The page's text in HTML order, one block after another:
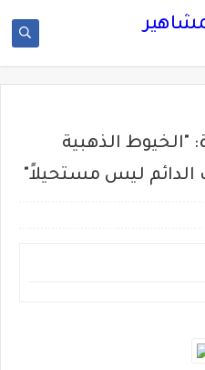
"الخيوط الذهبية
ليس مستحيلاً"